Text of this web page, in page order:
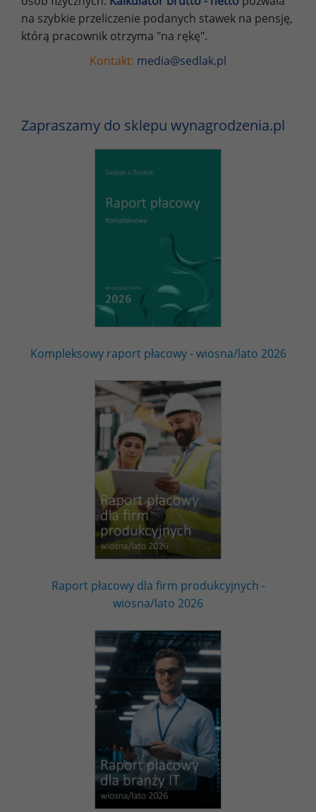
na szybkie przeliczenie podanych stawek na pensję,
którą pracownik otrzyma "na rękę".
Kontakt: media@sedlak.pl
Zapraszamy do sklepu wynagrodzenia.pl
Kompleksowy raport płacowy - wiosna/lato 2026
Raport płacowy dla firm produkcyjnych -
wiosna/lato 2026